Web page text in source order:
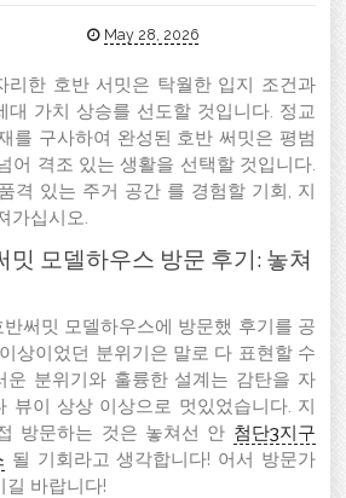
May 28, 2026
리한 호반 서밋은 탁월한 입지 조건과
대 가치 상승를 선도할 것입니다. 정교
를 구사하여 완성된 호반 써밋은 평범
어 격조 있는 생활을 선택할 것입니다.
격 있는 주거 공간 를 경험할 기회, 지
가십시오.
밋 모델하우스 방문 후기: 놓쳐
써밋 모델하우스에 방문했 후기를 공
상이었던 분위기은 말로 다 표현할 수
운 분위기와 훌륭한 설계는 감탄을 자
뷰이 상상 이상으로 멋있었습니다. 지
방문하는 것은 놓쳐선 안 첨단3지구
될 기회라고 생각합니다! 어서 방문가
길 바랍니다!